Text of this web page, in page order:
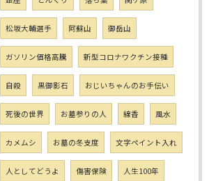
松坂大輔選手 阿蘇山 御岳山
ガソリン価格高騰 新型コロナワクチン接種
自殺 黒御影石 おじいちゃんのお手伝い
死後の世界 お墓参りの人 線香 風水
カメムシ お墓の冬支度 文字ペイント入れ
人としてどうよ 傷害保険 人生100年